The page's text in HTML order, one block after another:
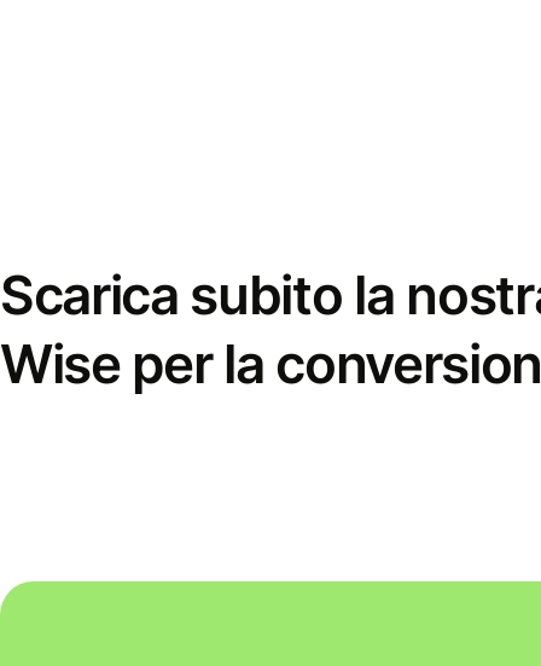
Scarica subito la
Wise per la